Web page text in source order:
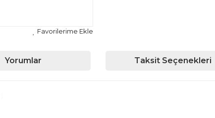
Yorumlar Taksit Seçenekleri